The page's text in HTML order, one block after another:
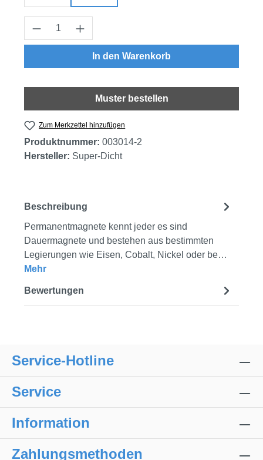
Produkt Anzahl: Gib den gewünschten
In den Warenkorb
Muster bestellen
Zum Merkzettel hinzufügen
Produktnummer: 003014-2
Hersteller: Super-Dicht
Beschreibung
Permanentmagnete kennt jeder es sind
Dauermagnete und bestehen aus bestimmten
Legierungen wie Eisen, Cobalt, Nickel oder be…
Mehr
Bewertungen
Service-Hotline
Service
Information
Zahlungsmethoden